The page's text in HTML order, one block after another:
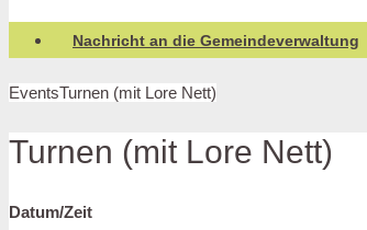
Nachricht an die Gemeindeverwaltung
EventsTurnen (mit Lore Nett)
Turnen (mit Lore Nett)
Datum/Zeit